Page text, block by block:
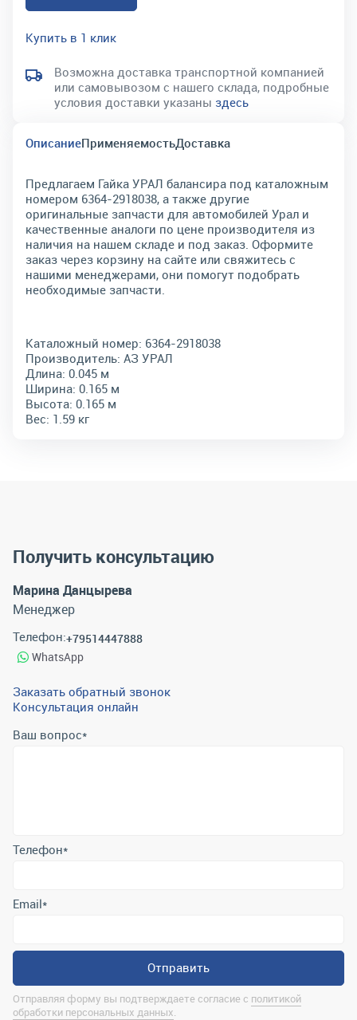
Купить в 1 клик
Возможна доставка транспортной компанией
или самовывозом с нашего склада, подробные
условия доставки указаны здесь
ОписаниеПрименяемостьДоставка
Предлагаем Гайка УРАЛ балансира под каталожным
номером 6364-2918038, а также другие
оригинальные запчасти для автомобилей Урал и
качественные аналоги по цене производителя из
наличия на нашем складе и под заказ. Оформите
заказ через корзину на сайте или свяжитесь с
нашими менеджерами, они помогут подобрать
необходимые запчасти.
Каталожный номер: 6364-2918038
Производитель: АЗ УРАЛ
Длина: 0.045 м
Ширина: 0.165 м
Высота: 0.165 м
Вес: 1.59 кг
Получить консультацию
Марина Данцырева
Менеджер
Телефон:+79514447888
WhatsApp
Заказать обратный звонок
Консультация онлайн
Ваш вопрос*
Отправляя форму вы подтверждаете согласие с
Контактная информация
marina@uralrsmiass.ru